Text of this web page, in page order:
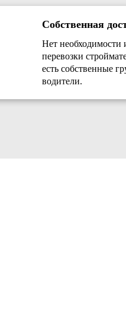
Собственная
Нет необходимости
перевозки
есть собственные
водители.